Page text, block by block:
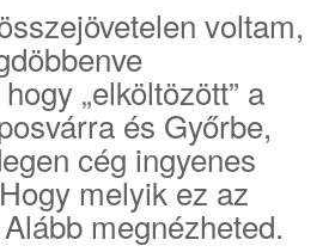
voltam,
„elköltözött” a
és Győrbe,
cég ingyenes
melyik ez az
megnézheted.